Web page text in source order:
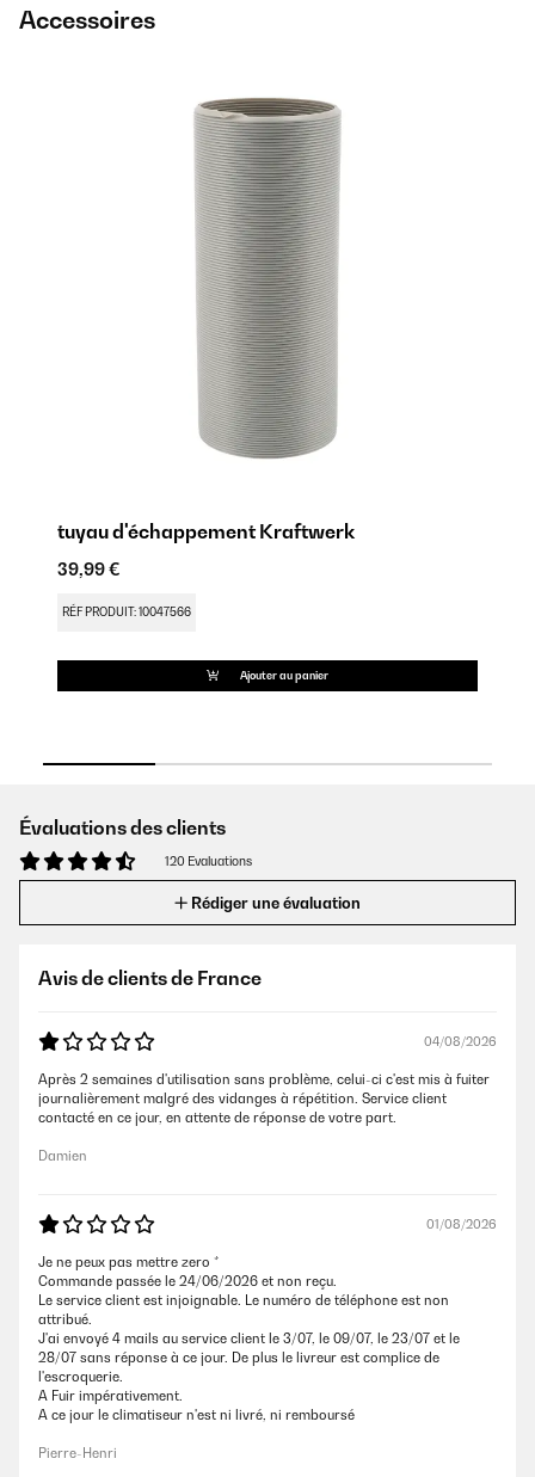
Accessoires
tuyau d'échappement Kraftwerk
39,99 €
RÉF PRODUIT: 10047566
Ajouter au panier
Évaluations des clients
120 Evaluations
Rédiger une évaluation
Avis de clients de France
04/08/2026
Après 2 semaines d'utilisation sans problème, celui-ci c'est mis à fuiter
journalièrement malgré des vidanges à répétition. Service client
contacté en ce jour, en attente de réponse de votre part.
Damien
01/08/2026
Je ne peux pas mettre zero *
Commande passée le 24/06/2026 et non reçu.
Le service client est injoignable. Le numéro de téléphone est non
attribué.
J'ai envoyé 4 mails au service client le 3/07, le 09/07, le 23/07 et le
28/07 sans réponse à ce jour. De plus le livreur est complice de
l'escroquerie.
A Fuir impérativement.
A ce jour le climatiseur n'est ni livré, ni remboursé
Pierre-Henri